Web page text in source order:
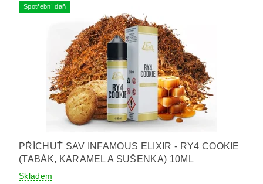
Spotřební daň
PŘÍCHUŤ SAV INFAMOUS ELIXIR - RY4 COOKIE
(TABÁK, KARAMEL A SUŠENKA) 10ML
Skladem